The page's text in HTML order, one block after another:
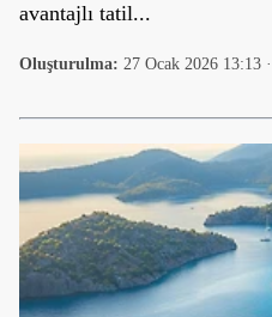
avantajlı tatil...
Oluşturulma: 27 Ocak 2026 13:13 ·